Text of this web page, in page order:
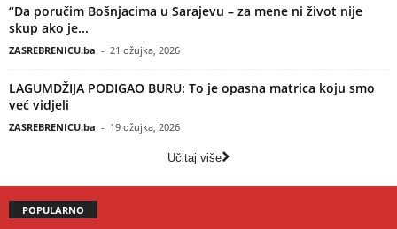
“Da poručim Bošnjacima u Sarajevu – za mene ni život nije
skup ako je...
ZASREBRENICU.ba - 21 ožujka, 2026
LAGUMDŽIJA PODIGAO BURU: To je opasna matrica koju smo
već vidjeli
ZASREBRENICU.ba - 19 ožujka, 2026
Učitaj više
POPULARNO